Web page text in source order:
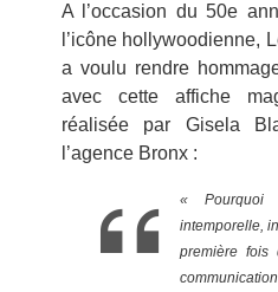
A l’occasion du 50e
l’icône hollywoodienne,
a voulu rendre
avec cette affiche
réalisée par Gisela
l’agence Bronx :
«
intemporelle,
première fois